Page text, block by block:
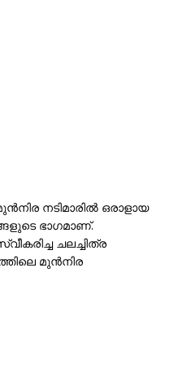
നടിമാരിൽ ഒരാളായ
ഭാഗമാണ്.
ചലച്ചിത്ര
മുൻനിര